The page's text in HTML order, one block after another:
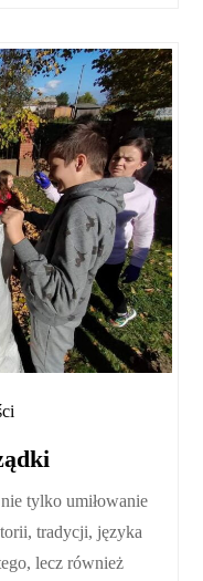
tylko umiłowanie
tradycji, języka
lecz również